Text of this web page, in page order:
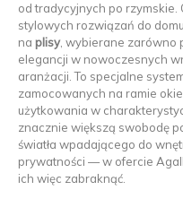
od tradycyjnych po
stylowych rozwiązań do
na plisy, wybierane zarówno
elegancji w nowoczesnych
aranżacji. To specjalne
zamocowanych na ramie
użytkowania w
znacznie większą swobodę
światła wpadającego do
prywatności — w ofercie
ich więc zabraknąć.